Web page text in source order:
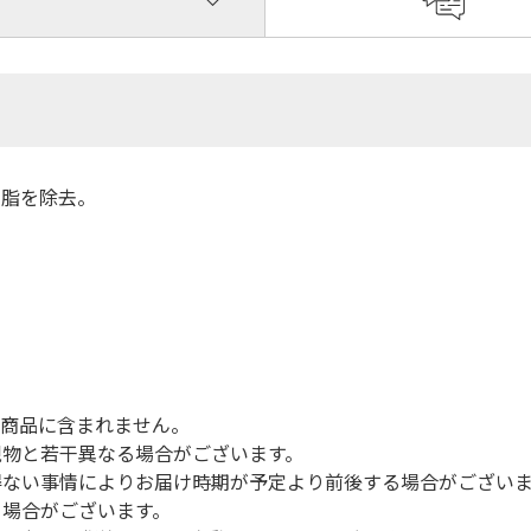
を除去。
品に含まれません。
若干異なる場合がございます。
い事情によりお届け時期が予定より前後する場合がござい
合がございます。